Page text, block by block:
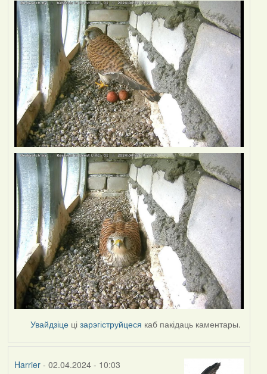
Увайдзіце цізарэгіструйцеся каб пакідаць каментары.
Harrier- 02.04.2024 - 10:03